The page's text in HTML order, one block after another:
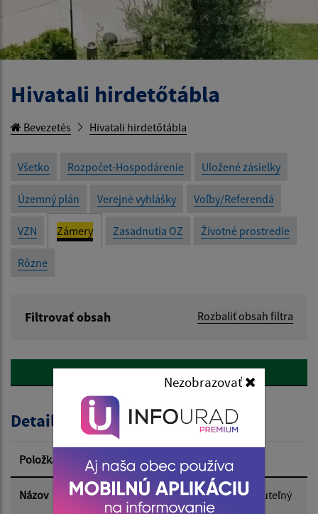
Nezobrazovať
Hivatali hirdetőtábla
Bevezetés Hivatali hirdetőtábla
Všetko Rozpočet-Hospodárenie Uložené zásielky
Územný plán Verejné vyhlášky Voľby/Referendá
VZN Zámery Zasadnutia OZ Životné prostredie
Rôzne
Filtrovať obsah Rozbaliť obsah filtra
Popis:
Dátum zverejnenia od:
Dátum zverejnenia do:
späť
Detail úradného dokumentu
Položka Informácia
Názov
Zámer obce Veľká Ida previesť nehnuteľný